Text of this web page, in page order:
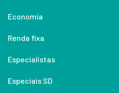
Economia
Renda fixa
Especialistas
Especiais SD